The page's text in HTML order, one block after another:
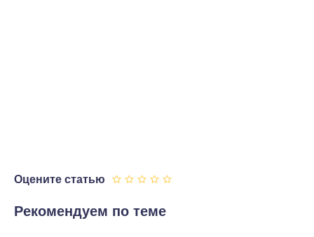
Оцените статью
Рекомендуем по теме